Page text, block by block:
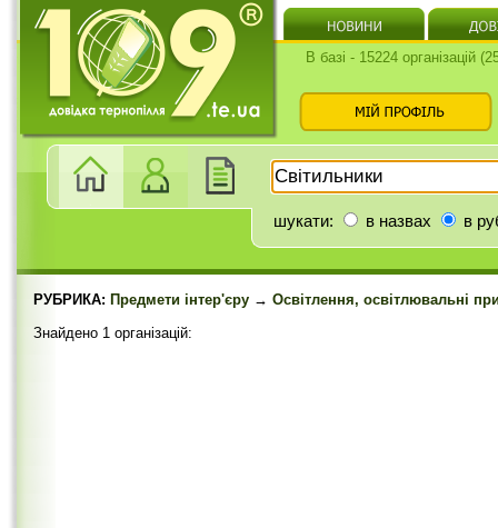
В базі - 15224 організацій
шукати: в назвах в
РУБРИКА: Предмети інтер'єру → Освітлення, освітлювальні
Знайдено 1 організацій: